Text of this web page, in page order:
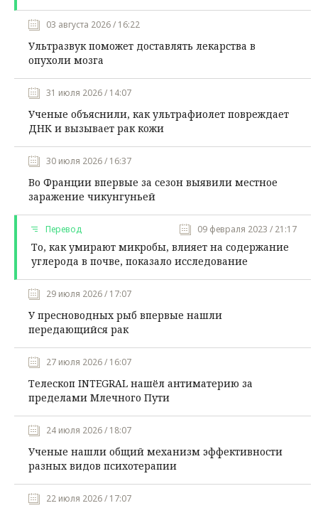
03 августа 2026 / 16:22
Ультразвук поможет доставлять лекарства в
опухоли мозга
31 июля 2026 / 14:07
Ученые объяснили, как ультрафиолет повреждает
ДНК и вызывает рак кожи
30 июля 2026 / 16:37
Во Франции впервые за сезон выявили местное
заражение чикунгуньей
Перевод 09 февраля 2023 / 21:17
То, как умирают микробы, влияет на содержание
углерода в почве, показало исследование
29 июля 2026 / 17:07
У пресноводных рыб впервые нашли
передающийся рак
27 июля 2026 / 16:07
Телескоп INTEGRAL нашёл антиматерию за
пределами Млечного Пути
24 июля 2026 / 18:07
Ученые нашли общий механизм эффективности
разных видов психотерапии
22 июля 2026 / 17:07